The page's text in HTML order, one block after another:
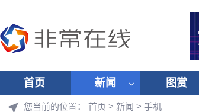
首页 新闻 图赏
您当前的位置： 首页 > 新闻 > 手机